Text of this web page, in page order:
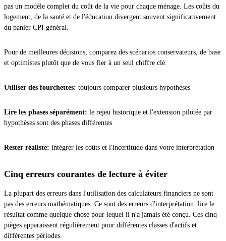
pas un modèle complet du coût de la vie pour chaque ménage. Les coûts du
logement, de la santé et de l'éducation divergent souvent significativement
du panier CPI général.
Pour de meilleures décisions, comparez des scénarios conservateurs, de base
et optimistes plutôt que de vous fier à un seul chiffre clé.
Utiliser des fourchettes: toujours comparer plusieurs hypothèses
Lire les phases séparément: le rejeu historique et l'extension pilotée par
hypothèses sont des phases différentes
Rester réaliste: intégrer les coûts et l'incertitude dans votre interprétation
Cinq erreurs courantes de lecture à éviter
La plupart des erreurs dans l'utilisation des calculateurs financiers ne sont
pas des erreurs mathématiques. Ce sont des erreurs d'interprétation: lire le
résultat comme quelque chose pour lequel il n'a jamais été conçu. Ces cinq
pièges apparaissent régulièrement pour différentes classes d'actifs et
différentes périodes.